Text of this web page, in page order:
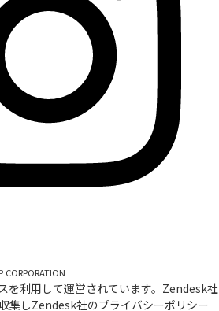
CORPORATION
を利用して運営されています。Zendesk社
集しZendesk社のプライバシーポリシー